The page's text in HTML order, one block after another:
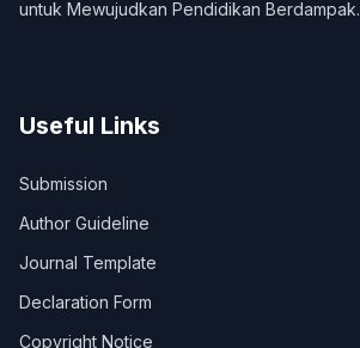
untuk Mewujudkan Pendidikan Berdampak.
Useful Links
Submission
Author Guideline
Journal Template
Declaration Form
Copyright Notice